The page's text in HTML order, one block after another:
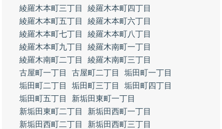
綾羅木本町三丁目
綾羅木本町四丁目
綾羅木本町五丁目
綾羅木本町六丁目
綾羅木本町七丁目
綾羅木本町八丁目
綾羅木本町九丁目
綾羅木南町一丁目
綾羅木南町二丁目
綾羅木南町三丁目
古屋町一丁目
古屋町二丁目
垢田町一丁目
垢田町二丁目
垢田町三丁目
垢田町四丁目
垢田町五丁目
新垢田東町一丁目
新垢田東町二丁目
新垢田西町一丁目
新垢田西町二丁目
新垢田西町三丁目